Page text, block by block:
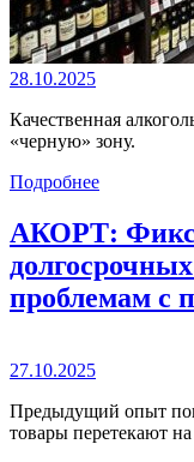
28.10.2025
Качественная
«черную» зону.
Подробнее
АКОРТ:
проблемам с
27.10.2025
Предыдущий опыт
товары перетекают